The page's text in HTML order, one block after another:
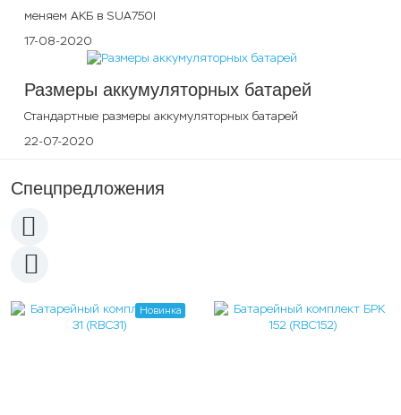
меняем АКБ в SUA750I
17-08-2020
Размеры аккумуляторных батарей
Стандартные размеры аккумуляторных батарей
22-07-2020
Спецпредложения
Новинка